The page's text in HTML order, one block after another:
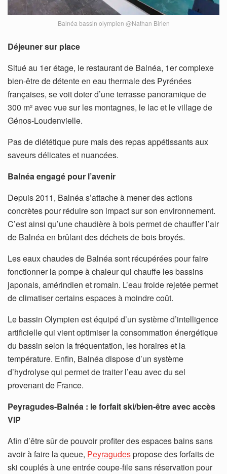
Balnéa bassin olympien @Nathan Birien
Déjeuner sur place
Situé au 1er étage, le restaurant de Balnéa, 1er complexe
bien-être de détente en eau thermale des Pyrénées
françaises, se voit doter d’une terrasse panoramique de
300 m² avec vue sur les montagnes, le lac et le village de
Génos-Loudenvielle.
Pas de diététique pure mais des repas appétissants aux
saveurs délicates et nuancées.
Balnéa engagé pour l’avenir
Depuis 2011, Balnéa s’attache à mener des actions
concrètes pour réduire son impact sur son environnement.
C’est ainsi qu’une chaudière à bois permet de chauffer l’air
de Balnéa en brûlant des déchets de bois broyés.
Les eaux chaudes de Balnéa sont récupérées pour faire
fonctionner la pompe à chaleur qui chauffe les bassins
japonais, amérindien et romain. L’eau froide rejetée permet
de climatiser certains espaces à moindre coût.
Le bassin Olympien est équipé d’un système d’intelligence
artificielle qui vient optimiser la consommation énergétique
du bassin selon la fréquentation, les horaires et la
température. Enfin, Balnéa dispose d’un système
d’hydrolyse qui permet de traiter l’eau avec du sel
provenant de France.
Peyragudes-Balnéa : le forfait ski/bien-être avec accès
VIP
Afin d’être sûr de pouvoir profiter des espaces bains sans
avoir à faire la queue, Peyragudespropose des forfaits de
ski couplés à une entrée coupe-file sans réservation pour